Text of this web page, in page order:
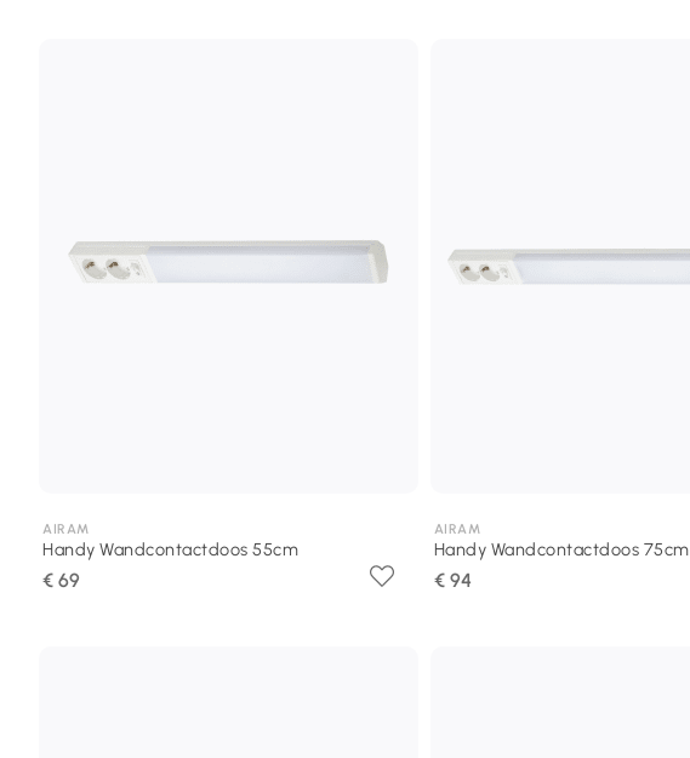
AIRAM
Handy Wandcontactdoos 55cm
€ 69
AIRAM
Handy Wandcontactdoos 75cm
€ 94